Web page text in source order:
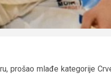
prošao mlađe kategorije